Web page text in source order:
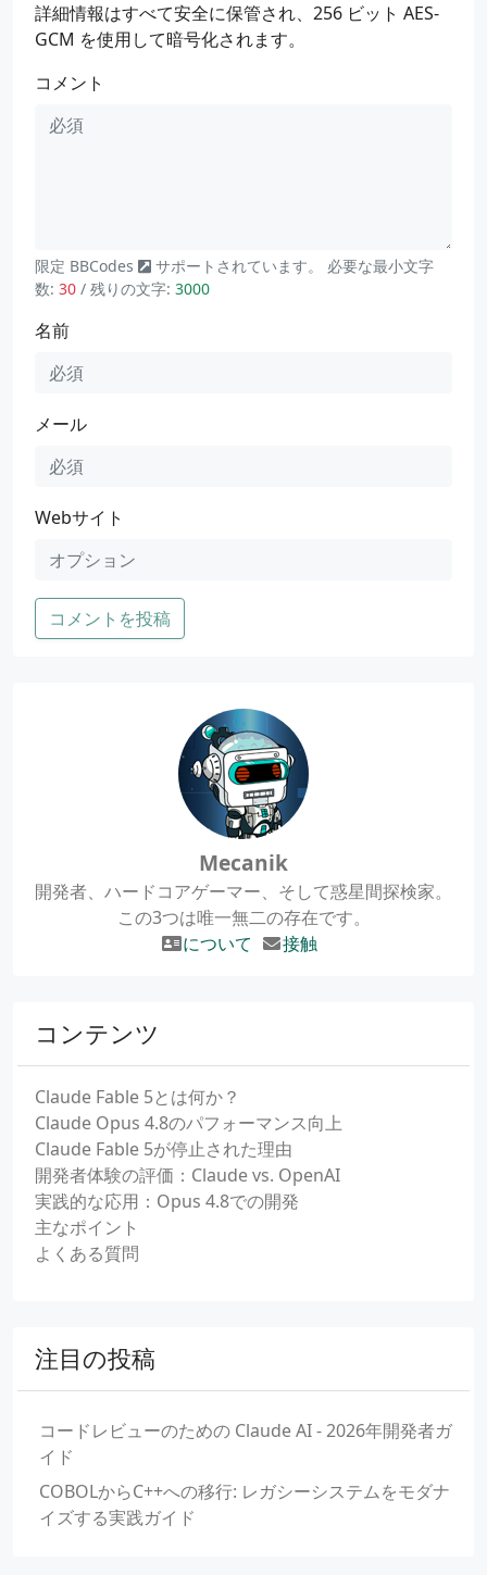
詳細情報はすべて安全に保管され、256 ビット AES-
GCM を使用して暗号化されます。
コメント
限定 BBCodes
サポートされています。 必要な最小文字
数: 30 / 残りの文字: 3000
名前
メール
Webサイト
コメントを投稿
Mecanik
開発者、ハードコアゲーマー、そして惑星間探検家。
この3つは唯一無二の存在です。
について
接触
コンテンツ
Claude Fable 5とは何か？
Claude Opus 4.8のパフォーマンス向上
Claude Fable 5が停止された理由
開発者体験の評価：Claude vs. OpenAI
実践的な応用：Opus 4.8での開発
主なポイント
よくある質問
注目の投稿
コードレビューのための Claude AI - 2026年開発者ガ
イド
COBOLからC++への移行: レガシーシステムをモダナ
イズする実践ガイド